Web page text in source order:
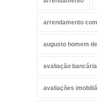
arrendamento
augusto homem
avaliação bancária
avaliações